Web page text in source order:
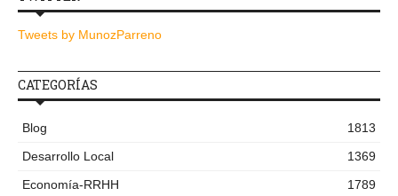
Tweets by MunozParreno
CATEGORÍAS
Blog
1813
Desarrollo Local
1369
Economía-RRHH
1789